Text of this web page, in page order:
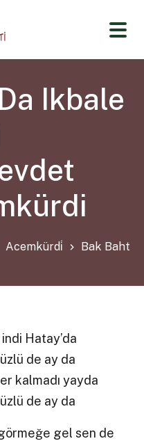
Ikbale
Acemkürdi̇ Bak Bahta
Hatay’da
de ay da
kalmadı yayda
de ay da
gel sen de